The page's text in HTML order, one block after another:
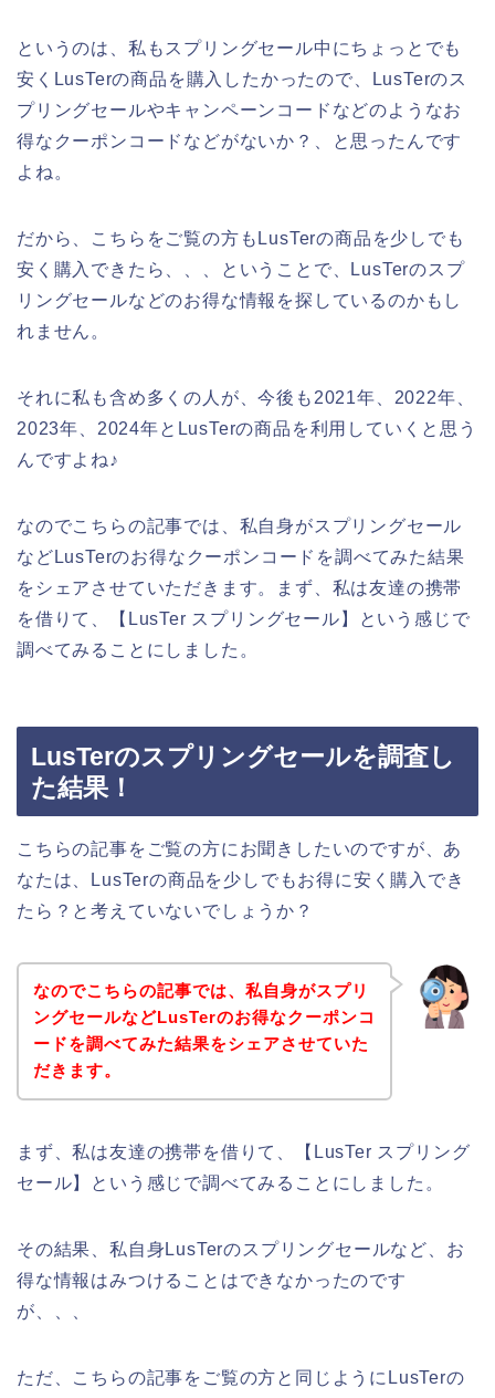
というのは、私もスプリングセール中にちょっとでも
安くLusTerの商品を購入したかったので、LusTerのス
プリングセールやキャンペーンコードなどのようなお
得なクーポンコードなどがないか？、と思ったんです
よね。
だから、こちらをご覧の方もLusTerの商品を少しでも
安く購入できたら、、、ということで、LusTerのスプ
リングセールなどのお得な情報を探しているのかもし
れません。
それに私も含め多くの人が、今後も2021年、2022年、
2023年、2024年とLusTerの商品を利用していくと思う
んですよね♪
なのでこちらの記事では、私自身がスプリングセール
などLusTerのお得なクーポンコードを調べてみた結果
をシェアさせていただきます。まず、私は友達の携帯
を借りて、【LusTer スプリングセール】という感じで
調べてみることにしました。
LusTerのスプリングセールを調査し
た結果！
こちらの記事をご覧の方にお聞きしたいのですが、あ
なたは、LusTerの商品を少しでもお得に安く購入でき
たら？と考えていないでしょうか？
なのでこちらの記事では、私自身がスプリ
ングセールなどLusTerのお得なクーポンコ
ードを調べてみた結果をシェアさせていた
だきます。
まず、私は友達の携帯を借りて、【LusTer スプリング
セール】という感じで調べてみることにしました。
その結果、私自身LusTerのスプリングセールなど、お
得な情報はみつけることはできなかったのです
が、、、
ただ、こちらの記事をご覧の方と同じようにLusTerの